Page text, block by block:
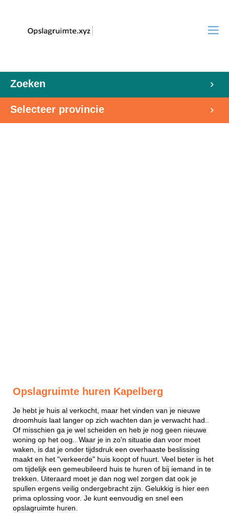
Zoeken
Selecteer provincie
Opslagruimte huren Kapelberg
Je hebt je huis al verkocht, maar het vinden van je nieuwe
droomhuis laat langer op zich wachten dan je verwacht had..
Of misschien ga je wel scheiden en heb je nog geen nieuwe
woning op het oog.. Waar je in zo'n situatie dan voor moet
waken, is dat je onder tijdsdruk een overhaaste beslissing
maakt en het "verkeerde" huis koopt of huurt. Veel beter is het
om tijdelijk een gemeubileerd huis te huren of bij iemand in te
trekken. Uiteraard moet je dan nog wel zorgen dat ook je
spullen ergens veilig ondergebracht zijn. Gelukkig is hier een
prima oplossing voor. Je kunt eenvoudig en snel een
opslagruimte huren.